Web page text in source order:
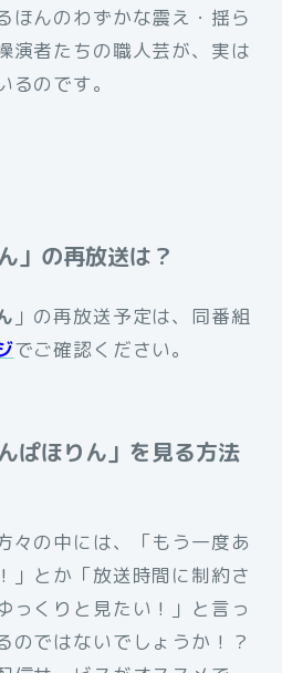
ほんのわずかな震え・揺ら
演者たちの職人芸が、実は
るのです。
」の再放送は？
」の再放送予定は、同番組
でご確認ください。
ぱほりん」を見る方法
々の中には、「もう一度あ
」とか「放送時間に制約さ
っくりと見たい！」と言っ
のではないでしょうか！？